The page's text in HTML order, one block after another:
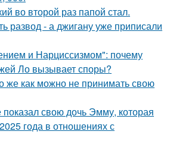
во второй раз папой стал.
развод - а джигану уже приписали
и Нарциссизмом": почему
Ло вызывает споры?
же как можно не принимать свою
свою дочь Эмму, которая
года в отношениях с